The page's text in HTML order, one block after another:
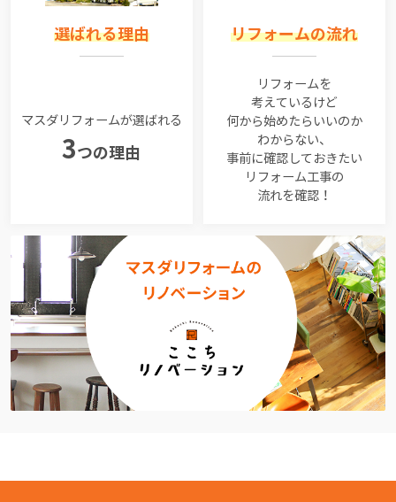
選ばれる理由
マスダリフォームが選ばれる
3つの理由
リフォームの流れ
リフォームを
考えているけど
何から始めたらいいのか
わからない、
事前に確認しておきたい
リフォーム工事の
流れを確認！